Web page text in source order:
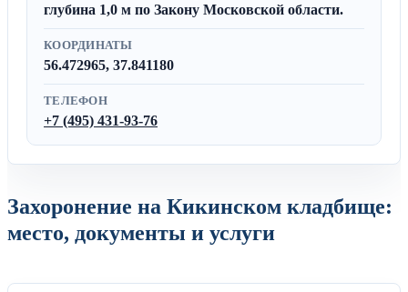
глубина 1,0 м по Закону Московской области.
КООРДИНАТЫ
56.472965, 37.841180
ТЕЛЕФОН
+7 (495) 431-93-76
Захоронение на Кикинском кладбище:
место, документы и услуги